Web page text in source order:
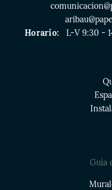
Horario:
L-V 9:30 -
Guía